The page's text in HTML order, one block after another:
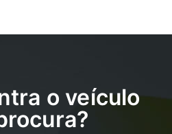
o veículo